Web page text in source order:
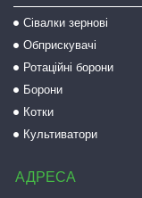
Сівалки зернові
Обприскувачі
Ротаційні борони
Борони
Котки
Культиватори